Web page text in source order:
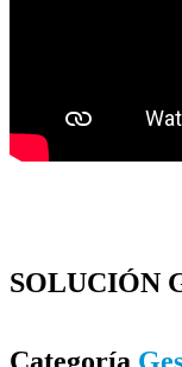
SOLUCIÓN